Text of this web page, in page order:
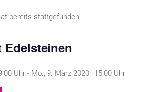
bereits stattgefunden.
Edelsteinen
Uhr - Mo., 9. März 2020 | 15:00 Uhr